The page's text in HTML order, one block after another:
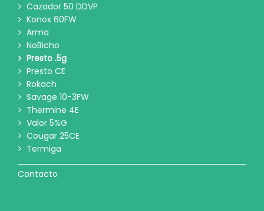
Cazador 50 DDVP
Konox 60FW
Arma
NoBicho
Presto .5g
Presto CE
Rokach
Savage 10-3FW
Thermine 4E
Valor 5%G
Cougar 25CE
Termiga
Contacto